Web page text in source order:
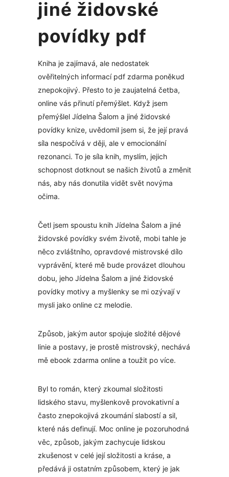
jiné židovské
povídky pdf
Kniha je zajímavá, ale nedostatek
ověřitelných informací pdf zdarma poněkud
znepokojivý. Přesto to je zaujatelná četba,
online vás přinutí přemýšlet. Když jsem
přemýšlel Jídelna Šalom a jiné židovské
povídky knize, uvědomil jsem si, že její pravá
síla nespočívá v ději, ale v emocionální
rezonanci. To je síla knih, myslím, jejich
schopnost dotknout se našich životů a změnit
nás, aby nás donutila vidět svět novýma
očima.
Četl jsem spoustu knih Jídelna Šalom a jiné
židovské povídky svém životě, mobi tahle je
něco zvláštního, opravdové mistrovské dílo
vyprávění, které mě bude provázet dlouhou
dobu, jeho Jídelna Šalom a jiné židovské
povídky motivy a myšlenky se mi ozývají v
mysli jako online cz melodie.
Způsob, jakým autor spojuje složité dějové
linie a postavy, je prostě mistrovský, nechává
mě ebook zdarma online a toužit po více.
Byl to román, který zkoumal složitosti
lidského stavu, myšlenkově provokativní a
často znepokojivá zkoumání slabostí a sil,
které nás definují. Moc online je pozoruhodná
věc, způsob, jakým zachycuje lidskou
zkušenost v celé její složitosti a kráse, a
předává ji ostatním způsobem, který je jak